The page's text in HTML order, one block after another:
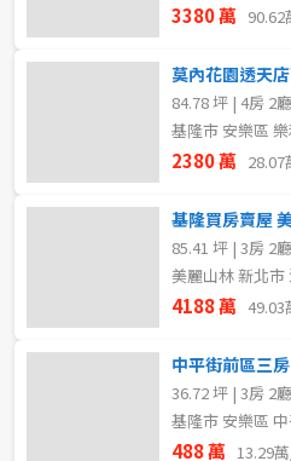
3380 萬
莫內花園透天
84.78 坪 | 4房 2
基隆市 安樂區
2380 萬
基隆買房賣屋
85.41 坪 | 3房 2
美麗山林 新北市
4188 萬
中平街前區三
36.72 坪 | 3房 2
基隆市 安樂區
488 萬 13.29